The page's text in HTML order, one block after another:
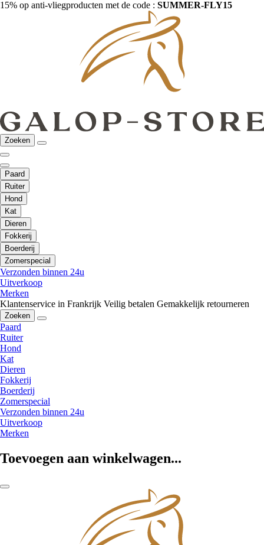
15% op anti-vliegproducten met de code : SUMMER-FLY15
Zoeken
Paard
Ruiter
Hond
Kat
Dieren
Fokkerij
Boerderij
Zomerspecial
Verzonden binnen 24u
Uitverkoop
Merken
Klantenservice in Frankrijk Veilig betalen Gemakkelijk retourneren
Zoeken
Paard
Ruiter
Hond
Kat
Dieren
Fokkerij
Boerderij
Zomerspecial
Verzonden binnen 24u
Uitverkoop
Merken
Toevoegen aan winkelwagen...